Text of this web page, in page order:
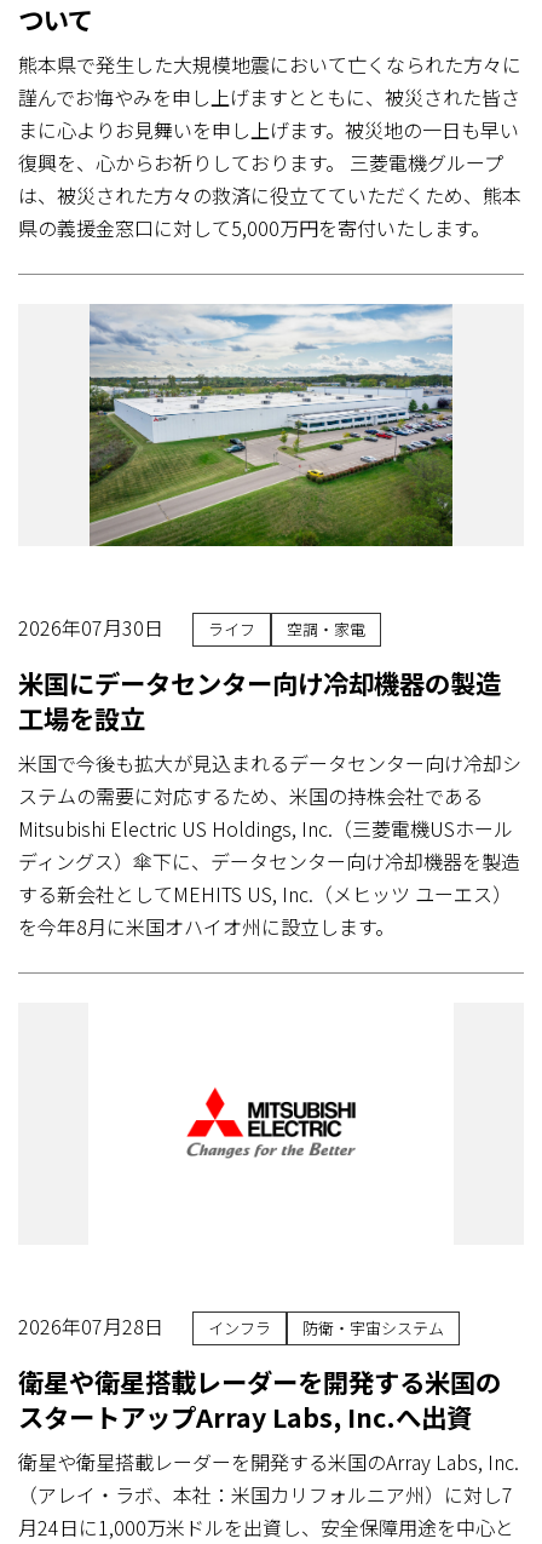
ついて
熊本県で発生した大規模地震において亡くなられた方々に
謹んでお悔やみを申し上げますとともに、被災された皆さ
まに心よりお見舞いを申し上げます。被災地の一日も早い
復興を、心からお祈りしております。 三菱電機グループ
は、被災された方々の救済に役立てていただくため、熊本
県の義援金窓口に対して5,000万円を寄付いたします。
2026年07月30日 ライフ 空調・家電
米国にデータセンター向け冷却機器の製造
工場を設立
米国で今後も拡大が見込まれるデータセンター向け冷却シ
ステムの需要に対応するため、米国の持株会社である
Mitsubishi Electric US Holdings, Inc.（三菱電機USホール
ディングス）傘下に、データセンター向け冷却機器を製造
する新会社としてMEHITS US, Inc.（メヒッツ ユーエス）
を今年8月に米国オハイオ州に設立します。
2026年07月28日 インフラ 防衛・宇宙システム
衛星や衛星搭載レーダーを開発する米国の
スタートアップArray Labs, Inc.へ出資
衛星や衛星搭載レーダーを開発する米国のArray Labs, Inc.
（アレイ・ラボ、本社：米国カリフォルニア州）に対し7
月24日に1,000万米ドルを出資し、安全保障用途を中心と